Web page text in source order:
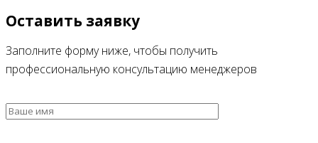
Оставить заявку
Заполните форму ниже, чтобы получить
профессиональную консультацию менеджеров